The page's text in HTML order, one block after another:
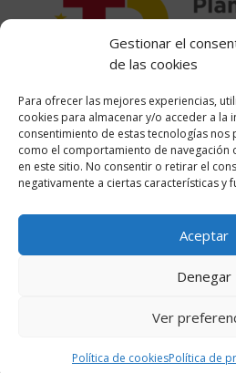
Gestionar el
de las cookies
Para ofrecer las mejores experiencias,
cookies para almacenar y/o acceder a la
consentimiento de estas tecnologías
como el comportamiento de navegación
en este sitio. No consentir o retirar el
negativamente a ciertas características y
Aceptar
Denegar
Ver
Política de cookiesPolítica de
Financiado
Europea –
®